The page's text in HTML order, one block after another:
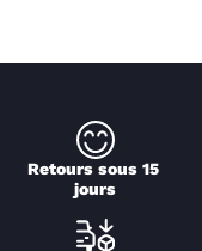
Retours sous 15
jours